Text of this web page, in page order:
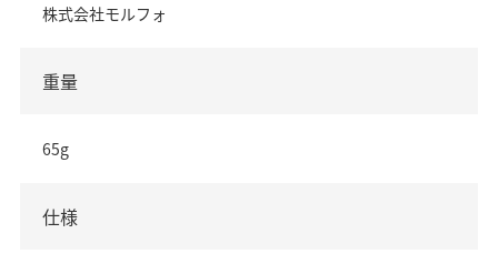
株式会社モルフォ
重量
65g
仕様